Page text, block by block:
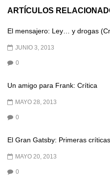
ARTÍCULOS
El mensajero: Ley… y drogas
JUNIO 3, 2013
0
Un amigo para Frank: Crítica
MAYO 28, 2013
0
El Gran Gatsby: Primeras
MAYO 20, 2013
0